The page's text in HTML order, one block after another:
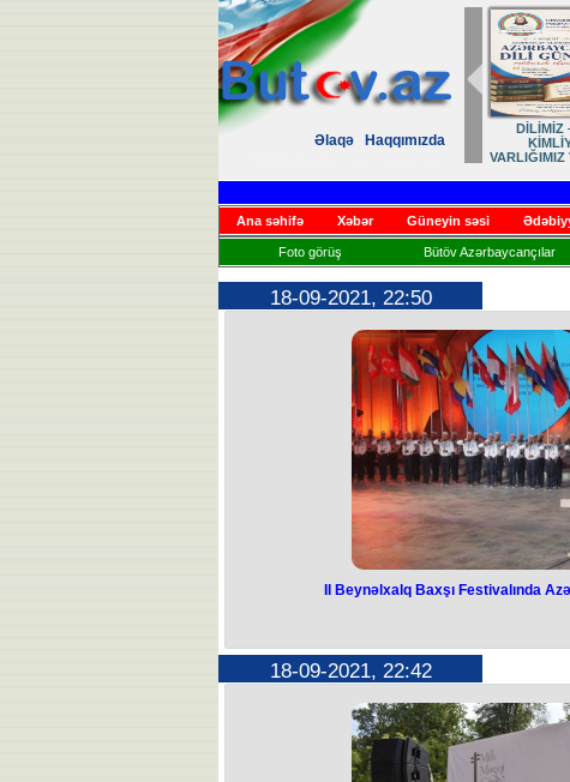
Əlaqə
Haqqımızda
Zəfərdən
Həsrətin
Ana səhifə Xəbər Güneyin səsi
Foto görüş Bütöv Azərbaycançılar
18-09-2021, 22:50
II Beynəlxalq Baxşı Festivalında
18-09-2021, 22:42